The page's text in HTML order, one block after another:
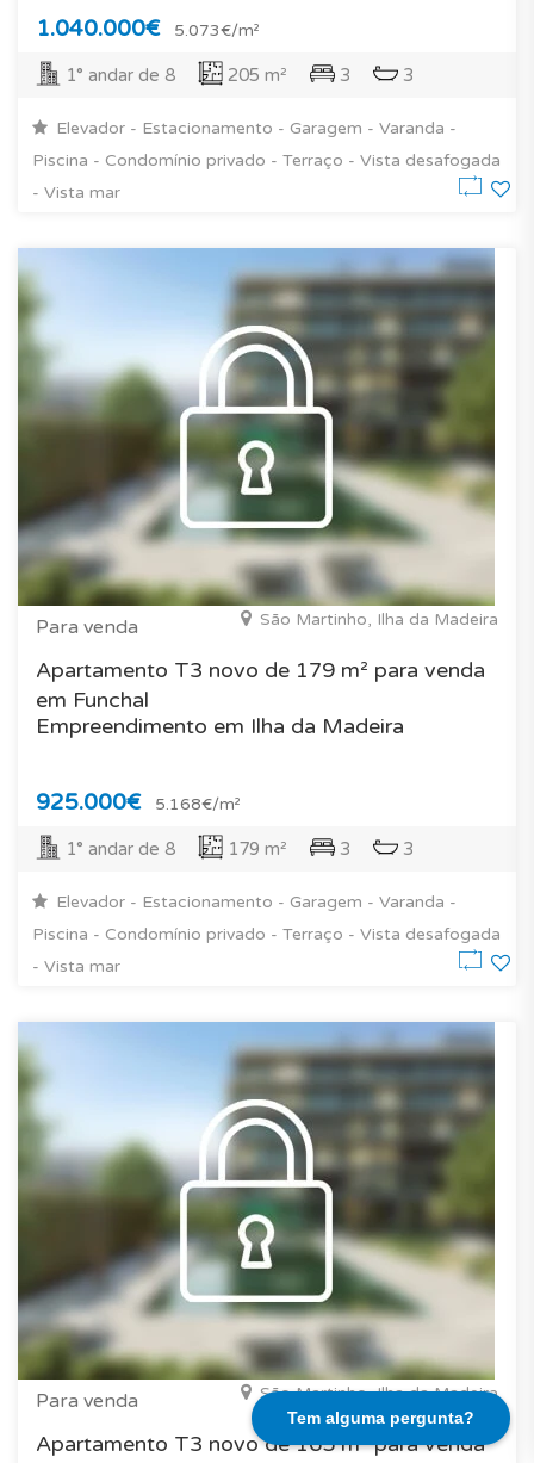
Tem alguma pergunta?
1.040.000€ 5.073€/m²
1° andar de 8 205 m² 3 3
Elevador - Estacionamento - Garagem - Varanda -
Piscina - Condomínio privado - Terraço - Vista desafogada
- Vista mar
Para venda São Martinho, Ilha da Madeira
Apartamento T3 novo de 179 m² para venda
em Funchal
Empreendimento em Ilha da Madeira
925.000€ 5.168€/m²
1° andar de 8 179 m² 3 3
Elevador - Estacionamento - Garagem - Varanda -
Piscina - Condomínio privado - Terraço - Vista desafogada
- Vista mar
Para venda São Martinho, Ilha da Madeira
Apartamento T3 novo de 165 m² para venda